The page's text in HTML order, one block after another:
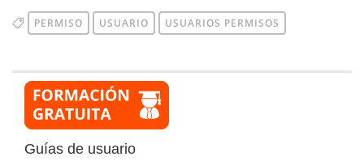
PERMISO USUARIO USUARIOS PERMISOS
Guías de usuario